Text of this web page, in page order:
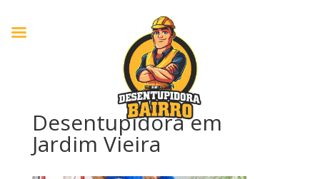
Desentupidora em
Jardim Vieira